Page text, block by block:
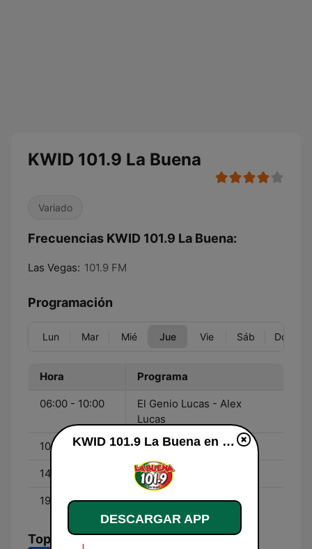
KWID 101.9 La Buena
Variado
Frecuencias KWID 101.9 La Buena:
Las Vegas: 101.9 FM
Programación
Lun Mar Mié Jue Vie Sáb Dom
Hora Programa
06:00 - 10:00
El Genio Lucas - Alex
Lucas
10:00 - 14:00 Rosmar Vega
14:00 - 19:00 Salomon "El Baron" Ortiz
19:00 - 00:00 Ahui Gonzalez
Top Canciones
KWID 101.9 La Buena en vivo
DESCARGAR APP